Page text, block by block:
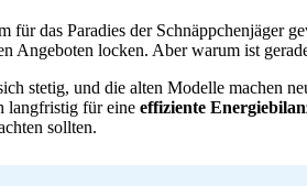
für das Paradies der Schnäppchenjäger
Angeboten locken. Aber warum ist
stetig, und die alten Modelle machen
langfristig für eine effiziente
sollten.